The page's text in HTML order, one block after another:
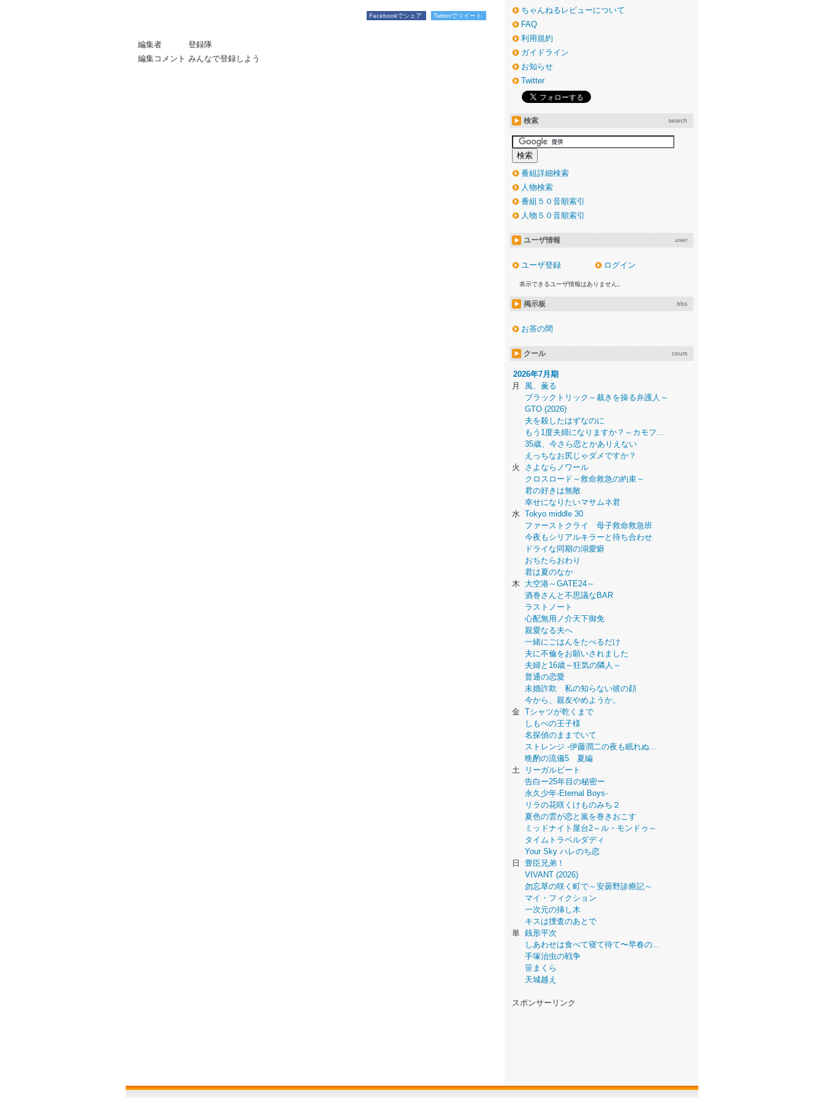
Facebookでシェア Twitterでツイート
編集者
登録隊
編集コメント みんなで登録しよう
ちゃんねるレビューについて
FAQ
利用規約
ガイドライン
お知らせ
Twitter
検索 search
番組詳細検索
人物検索
番組５０音順索引
人物５０音順索引
ユーザ情報 user
ユーザ登録 ログイン
表示できるユーザ情報はありません。
掲示板 bbs
お茶の間
クール cours
2026年7月期
月
風、薫る
ブラックトリック～裁きを操る弁護人～
GTO (2026)
夫を殺したはずなのに
もう1度夫婦になりますか？～カモフ...
35歳、今さら恋とかありえない
えっちなお尻じゃダメですか？
火
さよならノワール
クロスロード～救命救急の約束～
君の好きは無敵
幸せになりたいマサムネ君
水 Tokyo middle 30
ファーストクライ 母子救命救急班
今夜もシリアルキラーと待ち合わせ
ドライな同期の溺愛癖
おちたらおわり
君は夏のなか
木
大空港～GATE24～
酒巻さんと不思議なBAR
ラストノート
心配無用ノ介天下御免
親愛なる夫へ
一緒にごはんをたべるだけ
夫に不倫をお願いされました
夫婦と16歳～狂気の隣人～
普通の恋愛
未婚詐欺 私の知らない彼の顔
今から、親友やめようか。
金 Tシャツが乾くまで
しもべの王子様
名探偵のままでいて
ストレンジ -伊藤潤二の夜も眠れぬ...
晩酌の流儀5 夏編
土
リーガルビート
告白ー25年目の秘密ー
永久少年-Eternal Boys-
リラの花咲くけものみち２
夏色の雲が恋と嵐を巻きおこす
ミッドナイト屋台2～ル・モンドゥ～
タイムトラベルダディ
Your Sky ハレのち恋
日
豊臣兄弟！
VIVANT (2026)
勿忘草の咲く町で～安曇野診療記～
マイ・フィクション
一次元の挿し木
キスは捜査のあとで
単 銭形平次
しあわせは食べて寝て待て〜早春の...
手塚治虫の戦争
笹まくら
天城越え
スポンサーリンク